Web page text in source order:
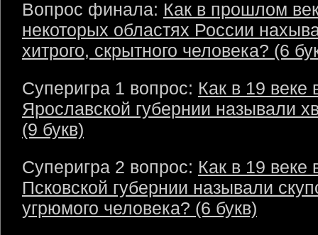
Вопрос финала: Как в прошлом
некоторых областях России
хитрого, скрытного человека? (6
Суперигра 1 вопрос: Как в 19 веке
Ярославской губернии называли
(9 букв)
Суперигра 2 вопрос: Как в 19 веке
Псковской губернии называли
угрюмого человека? (6 букв)